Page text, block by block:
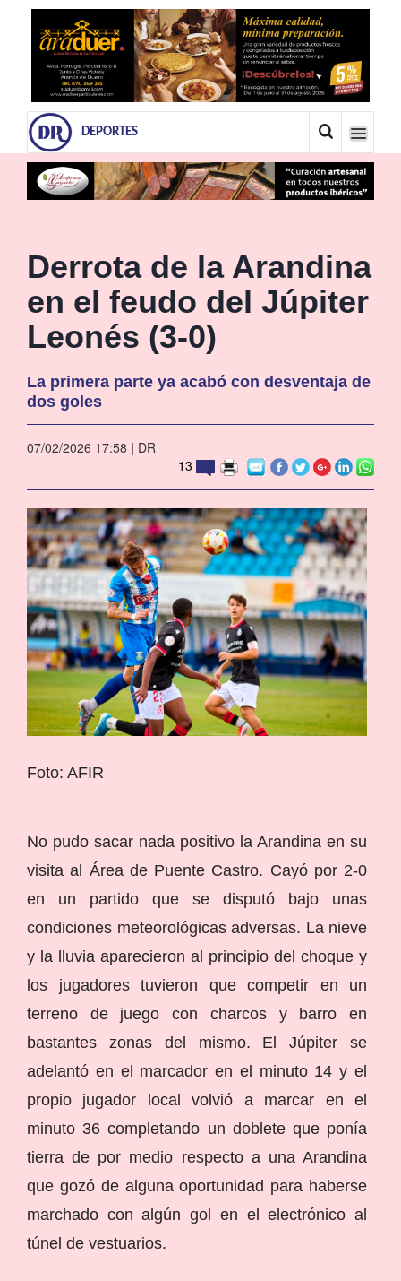
DEPORTES
Derrota de la Arandina
en el feudo del Júpiter
Leonés (3-0)
La primera parte ya acabó con desventaja de
dos goles
07/02/2026 17:58 | DR
13
Foto: AFIR
No pudo sacar nada positivo la Arandina en su
visita al Área de Puente Castro. Cayó por 2-0
en un partido que se disputó bajo unas
condiciones meteorológicas adversas. La nieve
y la lluvia aparecieron al principio del choque y
los jugadores tuvieron que competir en un
terreno de juego con charcos y barro en
bastantes zonas del mismo. El Júpiter se
adelantó en el marcador en el minuto 14 y el
propio jugador local volvió a marcar en el
minuto 36 completando un doblete que ponía
tierra de por medio respecto a una Arandina
que gozó de alguna oportunidad para haberse
marchado con algún gol en el electrónico al
túnel de vestuarios.